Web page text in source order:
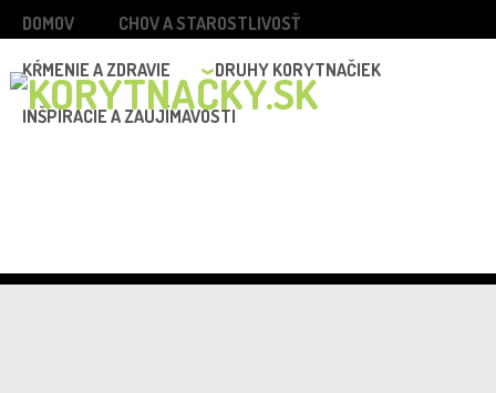
DOMOV CHOV A STAROSTLIVOSŤ
KŔMENIE A ZDRAVIE DRUHY KORYTNAČIEK
INŠPIRÁCIE A ZAUJÍMAVOSTI